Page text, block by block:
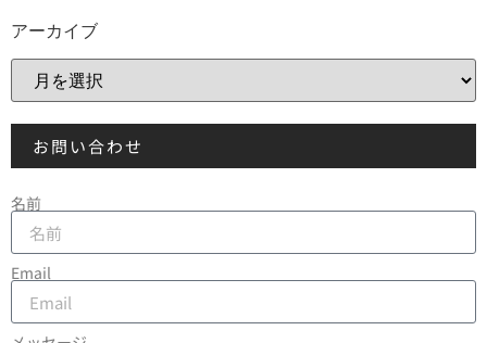
アーカイブ
お問い合わせ
名前
Email